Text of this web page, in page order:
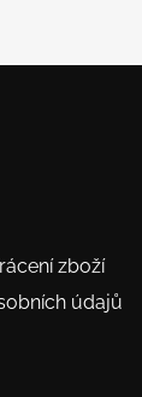
zboží
údajů